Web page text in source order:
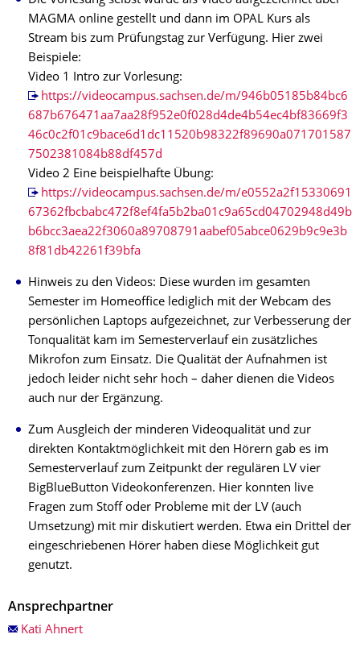
MAGMA online gestellt und dann im OPAL Kurs als
Stream bis zum Prüfungstag zur Verfügung. Hier zwei
Beispiele:
Video 1 Intro zur Vorlesung:
https://videocampus.sachsen.de/m/946b05185b84bc6
687b676471aa7aa28f952e0f028d4de4b54ec4bf83669f3
46c0c2f01c9bace6d1dc11520b98322f89690a071701587
7502381084b88df457d
Video 2 Eine beispielhafte Übung:
https://videocampus.sachsen.de/m/e0552a2f15330691
67362fbcbabc472f8ef4fa5b2ba01c9a65cd04702948d49b
b6bcc3aea22f3060a89708791aabef05abce0629b9c9e3b
8f81db42261f39bfa
Hinweis zu den Videos: Diese wurden im gesamten
Semester im Homeoffice lediglich mit der Webcam des
persönlichen Laptops aufgezeichnet, zur Verbesserung der
Tonqualität kam im Semesterverlauf ein zusätzliches
Mikrofon zum Einsatz. Die Qualität der Aufnahmen ist
jedoch leider nicht sehr hoch – daher dienen die Videos
auch nur der Ergänzung.
Zum Ausgleich der minderen Videoqualität und zur
direkten Kontaktmöglichkeit mit den Hörern gab es im
Semesterverlauf zum Zeitpunkt der regulären LV vier
BigBlueButton Videokonferenzen. Hier konnten live
Fragen zum Stoff oder Probleme mit der LV (auch
Umsetzung) mit mir diskutiert werden. Etwa ein Drittel der
eingeschriebenen Hörer haben diese Möglichkeit gut
genutzt.
Ansprechpartner
Kati Ahnert